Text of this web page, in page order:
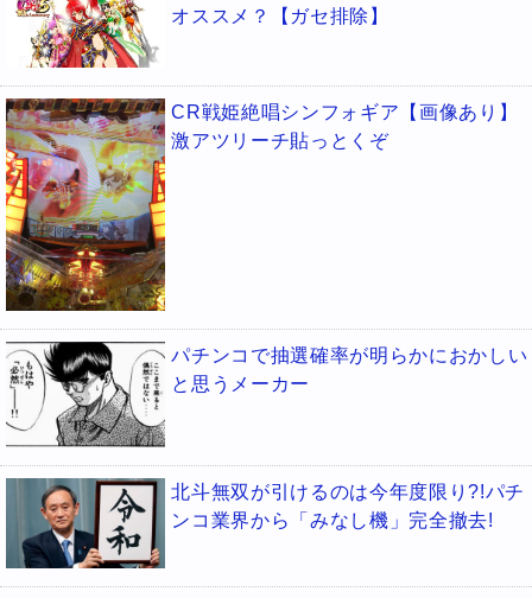
オススメ？【ガセ排除】
CR戦姫絶唱シンフォギア【画像あり】
激アツリーチ貼っとくぞ
パチンコで抽選確率が明らかにおかしい
と思うメーカー
北斗無双が引けるのは今年度限り?!パチ
ンコ業界から「みなし機」完全撤去!